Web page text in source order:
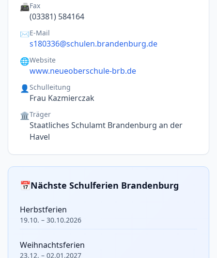
📠Fax
(03381) 584164
✉️E-Mail
s180336@schulen.brandenburg.de
🌐Website
www.neueoberschule-brb.de
👤 Schulleitung
Frau Kazmierczak
🏛️Träger
Staatliches Schulamt Brandenburg an der
Havel
📅Nächste Schulferien Brandenburg
Herbstferien
19.10. – 30.10.2026
Weihnachtsferien
23.12. – 02.01.2027